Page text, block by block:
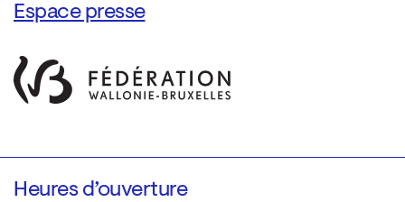
Espace presse
Heures d’ouverture